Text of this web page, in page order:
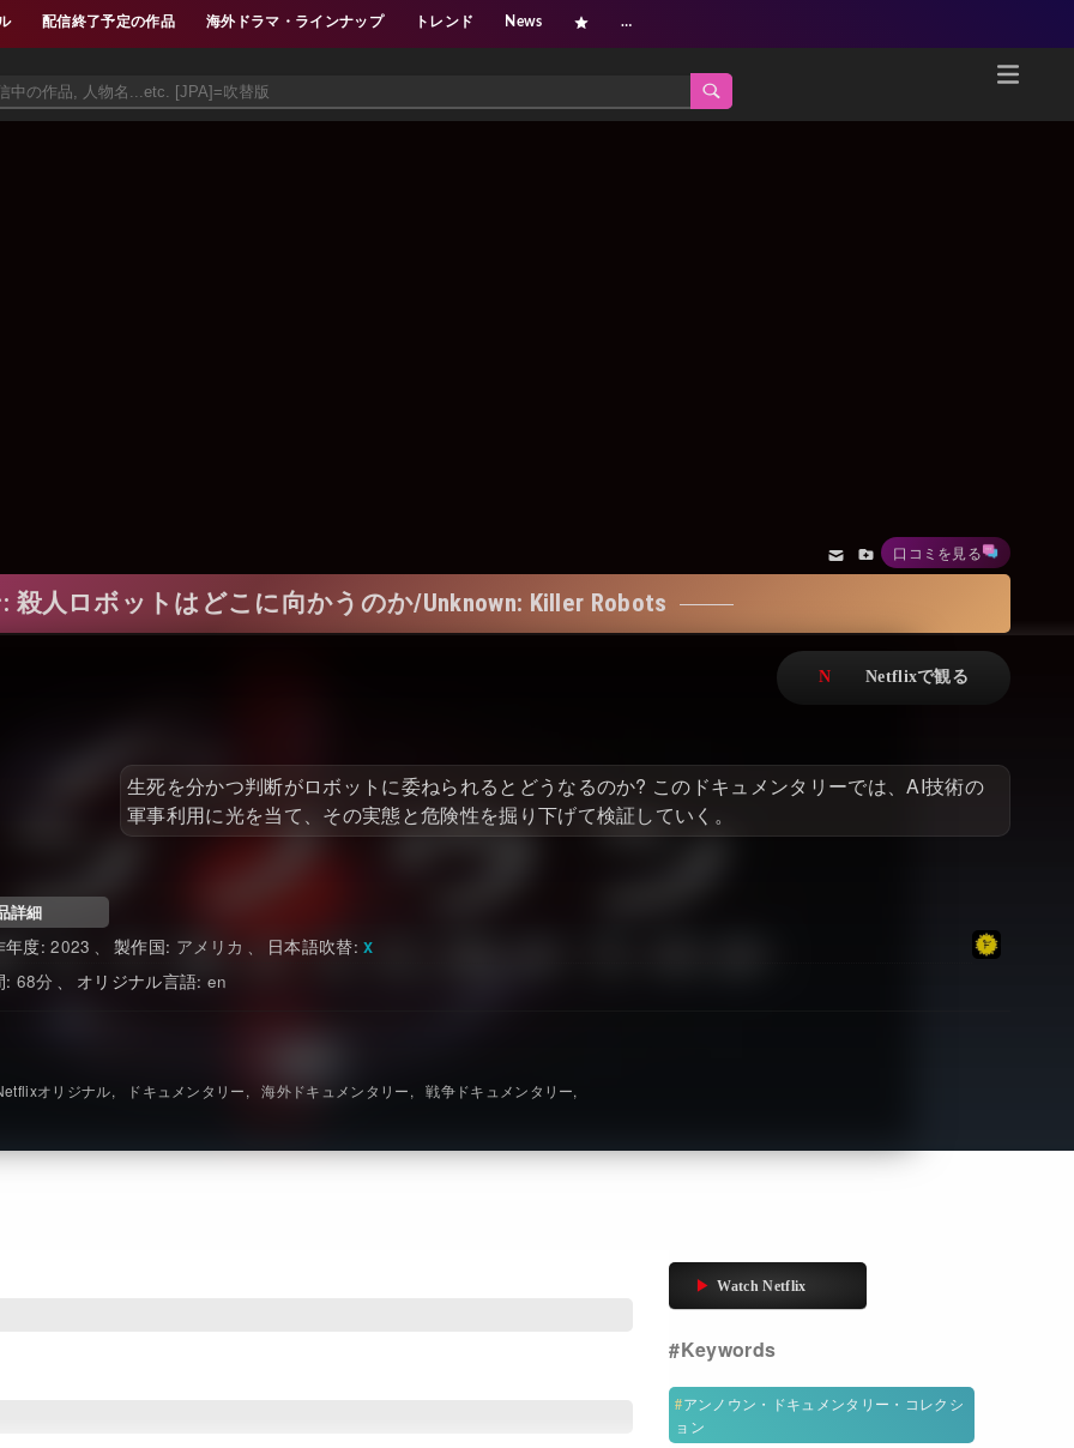
配信終了予定の作品 海外ドラマ・ラインナップ トレンド News …
Netflix新着作品
アジア映画
ドキュメンタリー
Netflixオリジナル作品
日本語吹替対応作品
その他の国のTV番組
Watchlistへ
Netflix 吹替版作品
Netflix 高い評価の海外作品
Netflixコース別料金プラン
閉じる
口コミを見る
殺人ロボットはどこに向かうのか/Unknown: Killer Robots
生死を分かつ判断がロボットに委ねられるとどうなるのか? このドキュメンタリーでは、AI技術の
軍事利用に光を当て、その実態と危険性を掘り下げて検証していく。
詳細
2023
アメリカ
日本語吹替
68
en
アンノウン・ドキュメンタリー・コレクシ
ョン
オリジナル ドキュメンタリー 海外ドキュメンタリー 戦争ドキュメンタリー